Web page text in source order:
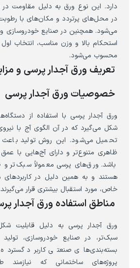
دارد. این نوع ورق به دلیل مقاومت در
در محل‌های پرتردد و مکان‌های با رطوبت
می‌شود. همچنین در صنایع خودروسازی
استحکام بالا و وزن مناسب، انتخاب
محسوب می‌شود.
تعریف ورق آجدار پرسی و
خصوصیات ورق آجدار پرسی
ورق آجدار پرسی با استفاده از
شکل می‌گیرد که در آن الگوی آج با
تحمیل می‌شود. این روش تولید باعث
ظاهری متنوع‌تر و دارای آج‌هایی با
باشد. ورق‌های پرسی معمولاً سبک‌تر و
هستند و به همین دلیل در کاربردهای
خاص، مورد استقبال بیشتری قرار می‌گیرند.
مناطق استفاده ورق آجدار
ورق آجدار پرسی به دلیل قابلیت
سبک‌تر، در صنایع خودروسازی،
بسته‌بندی‌های صنعتی کاربرد
پروژه‌های ساختمانی که